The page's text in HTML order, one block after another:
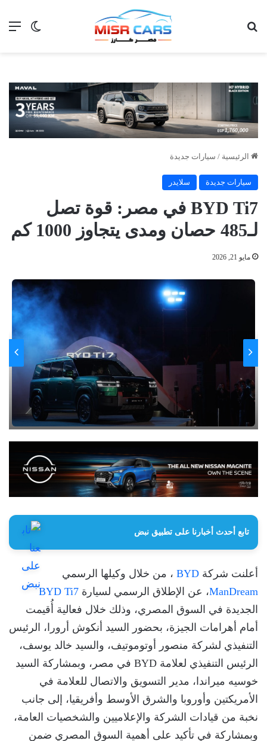
الوضع
الرئيسية / سيارات جديدة
سيارات جديدة سلايدر
BYD Ti7 في مصر: قوة تصل
لـ485 حصان ومدى يتجاوز 1000 كم
مايو 21, 2026
تابع أحدث أخبارنا على تطبيق نبض
أعلنت شركة BYD ، من خلال وكيلها الرسمي
ManDream، عن الإطلاق الرسمي لسيارة BYD Ti7
الجديدة في السوق المصري، وذلك خلال فعالية أُقيمت
أمام أهرامات الجيزة، بحضور السيد أنكوش أرورا، الرئيس
التنفيذي لشركة منصور أوتوموتيف، والسيد خالد يوسف،
الرئيس التنفيذي لعلامة BYD في مصر، وبمشاركة السيد
خوسيه ميراندا، مدير التسويق والاتصال للعلامة في
الأمريكتين وأوروبا والشرق الأوسط وأفريقيا، إلى جانب
نخبة من قيادات الشركة والإعلاميين والشخصيات العامة،
وبمشاركة في تأكيد على أهمية السوق المصري ضمن